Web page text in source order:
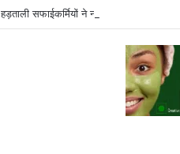
हड़ताली सफाईकर्मियों ने नगर निगम का घेराव किया’